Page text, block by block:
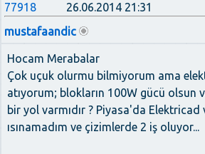
77918
26.06.2014 21:31
mustafaandic
Hocam Merabalar
Çok uçuk olurmu bilmiyorum ama
atıyorum; blokların 100W gücü olsun
bir yol varmıdır ? Piyasa'da Elektricad
ısınamadım ve çizimlerde 2 iş oluyor...